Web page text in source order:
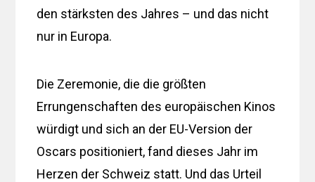
den stärksten des Jahres – und das nicht
nur in Europa.
Die Zeremonie, die die größten
Errungenschaften des europäischen Kinos
würdigt und sich an der EU-Version der
Oscars positioniert, fand dieses Jahr im
Herzen der Schweiz statt. Und das Urteil